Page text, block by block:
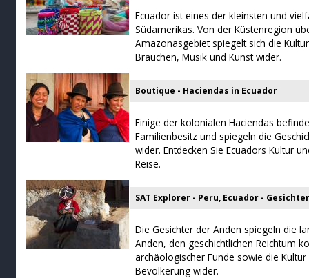
Ecuador ist eines der kleinsten und
Südamerikas. Von der Küstenregion
Amazonasgebiet spiegelt sich die
Bräuchen, Musik und Kunst wider.
Boutique - Haciendas in Ecuador
Einige der kolonialen Haciendas
Familienbesitz und spiegeln die
wider. Entdecken Sie Ecuadors Kultur
Reise.
SAT Explorer - Peru, Ecuador -
Die Gesichter der Anden spiegeln die
Anden, den geschichtlichen Reichtum
archäologischer Funde sowie die
Bevölkerung wider.